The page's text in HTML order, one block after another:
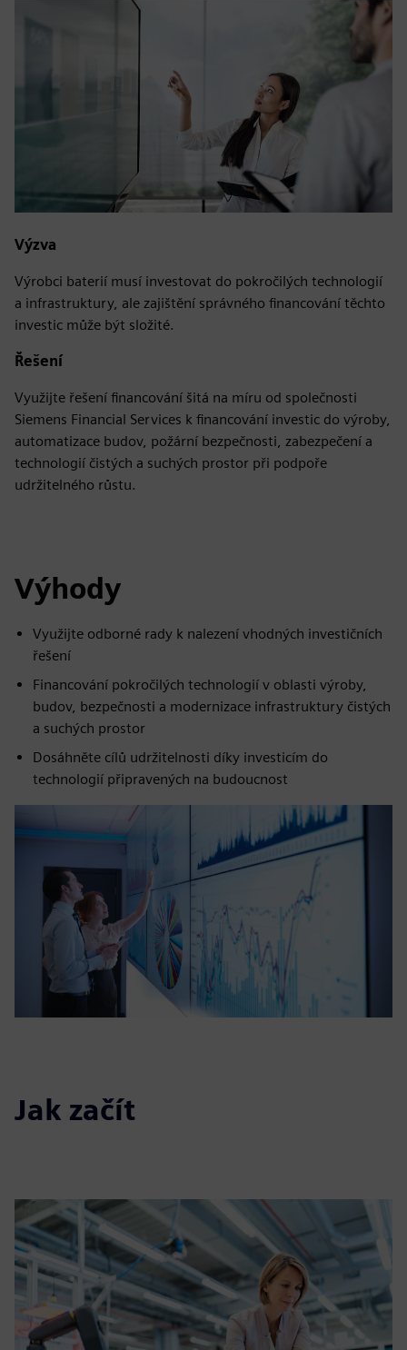
Výzva
Výrobci baterií musí investovat do pokročilých technologií
a infrastruktury, ale zajištění správného financování těchto
investic může být složité.
Řešení
Využijte řešení financování šitá na míru od společnosti
Siemens Financial Services k financování investic do výroby,
automatizace budov, požární bezpečnosti, zabezpečení a
technologií čistých a suchých prostor při podpoře
udržitelného růstu.
Výhody
Využijte odborné rady k nalezení vhodných investičních
řešení
Financování pokročilých technologií v oblasti výroby,
budov, bezpečnosti a modernizace infrastruktury čistých
a suchých prostor
Dosáhněte cílů udržitelnosti díky investicím do
technologií připravených na budoucnost
Jak začít